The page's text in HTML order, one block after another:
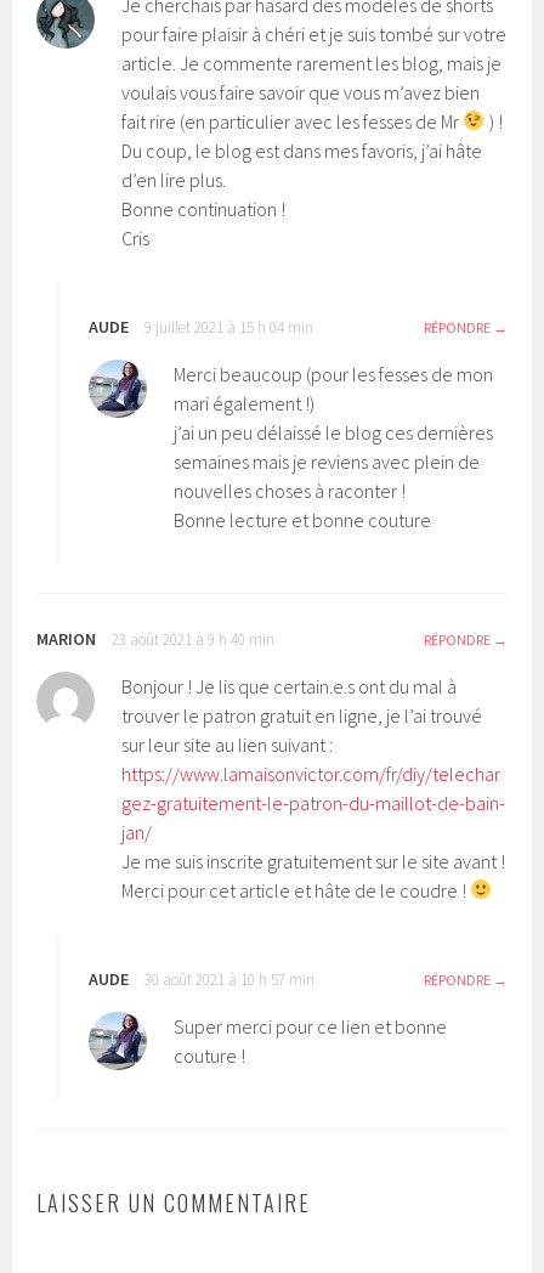
pour faire plaisir à chéri et je suis tombé sur votre
article. Je commente rarement les blog, mais je
voulais vous faire savoir que vous m’avez bien
fait rire (en particulier avec les fesses de Mr
) !
Du coup, le blog est dans mes favoris, j’ai hâte
d’en lire plus.
Bonne continuation !
Cris
AUDE 9 juillet 2021 à 15 h 04 min RÉPONDRE
Merci beaucoup (pour les fesses de mon
mari également !)
j’ai un peu délaissé le blog ces dernières
semaines mais je reviens avec plein de
nouvelles choses à raconter !
Bonne lecture et bonne couture
MARION 23 août 2021 à 9 h 40 min RÉPONDRE
Bonjour ! Je lis que certain.e.s ont du mal à
trouver le patron gratuit en ligne, je l’ai trouvé
sur leur site au lien suivant :
https://www.lamaisonvictor.com/fr/diy/telechar
gez-gratuitement-le-patron-du-maillot-de-bain-
jan/
Je me suis inscrite gratuitement sur le site avant !
Merci pour cet article et hâte de le coudre !
AUDE 30 août 2021 à 10 h 57 min RÉPONDRE
Super merci pour ce lien et bonne
couture !
LAISSER UN COMMENTAIRE